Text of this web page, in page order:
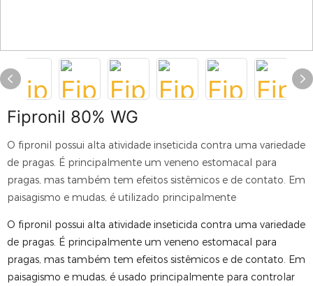
Fipronil 80% WG
O fipronil possui alta atividade inseticida contra uma variedade
de pragas. É principalmente um veneno estomacal para
pragas, mas também tem efeitos sistêmicos e de contato. Em
paisagismo e mudas, é utilizado principalmente
O fipronil possui alta atividade inseticida contra uma variedade
de pragas. É principalmente um veneno estomacal para
pragas, mas também tem efeitos sistêmicos e de contato. Em
paisagismo e mudas, é usado principalmente para controlar